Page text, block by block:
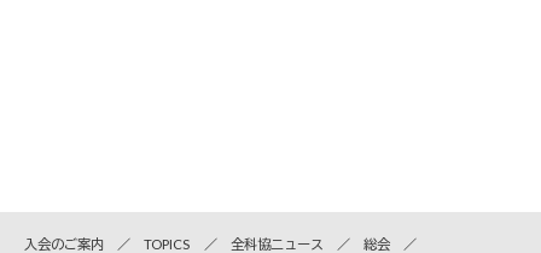
入会のご案内 TOPICS 全科協ニュース
総会